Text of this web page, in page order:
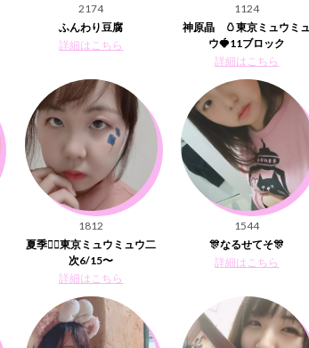
2174
ふんわり豆腐
詳細はこちら
1124
神原晶 🥚東京ミュウミュ
ウ🍓11ブロック
詳細はこちら
1812
夏季👯‍♀️東京ミュウミュウ二
次6/15〜
詳細はこちら
1544
🎊なるせてそ🎊
詳細はこちら